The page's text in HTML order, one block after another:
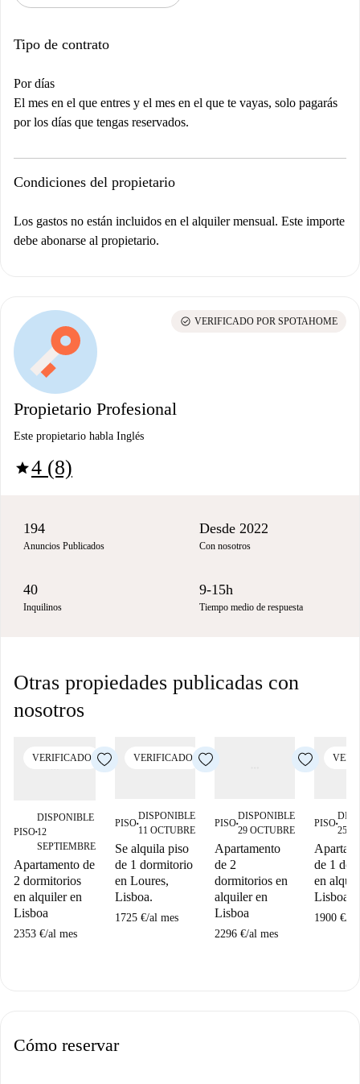
Tipo de contrato
Por días
El mes en el que entres y el mes en el que te vayas, solo pagarás
por los días que tengas reservados.
Condiciones del propietario
Los gastos no están incluidos en el alquiler mensual. Este importe
debe abonarse al propietario.
Propietario Profesional
Este propietario habla Inglés
star4 (8)
check_circle VERIFICADO POR SPOTAHOME
194
Anuncios Publicados
Desde 2022
Con nosotros
40
Inquilinos
9-15h
Tiempo medio de respuesta
Otras propiedades publicadas con
nosotros
VERIFICADO
PISO■
DISPONIBLE
12
SEPTIEMBRE
Apartamento de
2 dormitorios
en alquiler en
Lisboa
2353 €/al mes
VERIFICADO
PISO■
DISPONIBLE
11 OCTUBRE
Se alquila piso
de 1 dormitorio
en Loures,
Lisboa.
1725 €/al mes
PISO■
DISPONIBLE
29 OCTUBRE
Apartamento
de 2
dormitorios en
alquiler en
Lisboa
2296 €/al mes
PISO■
25
de 1
en
Lisboa
1900 €/
Cómo reservar